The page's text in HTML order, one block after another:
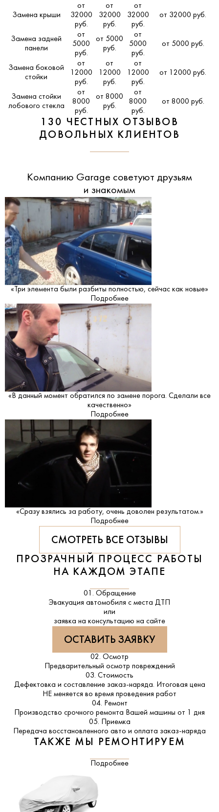
Замена крыши
от
32000
руб.
от
32000
руб.
от
32000
руб.
от 32000 руб.
Замена задней
панели
от
5000
руб.
от 5000
руб.
от
5000
руб.
от 5000 руб.
Замена боковой
стойки
от
12000
руб.
от
12000
руб.
от
12000
руб.
от 12000 руб.
Замена стойки
лобового стекла
от
8000
руб.
от 8000
руб.
от
8000
руб.
от 8000 руб.
130 ЧЕСТНЫХ ОТЗЫВОВ
ДОВОЛЬНЫХ КЛИЕНТОВ
Компанию Garage советуют друзьям
и знакомым
«Три элемента были разбиты полностью, сейчас как новые»
Подробнее
«В данный момент обратился по замене порога. Сделали все
качественно»
Подробнее
«Сразу взялись за работу, очень доволен результатом.»
Подробнее
СМОТРЕТЬ ВСЕ ОТЗЫВЫ
ПРОЗРАЧНЫЙ ПРОЦЕСС РАБОТЫ
НА КАЖДОМ ЭТАПЕ
01. Обращение
Эвакуация автомобиля с места ДТП
или
заявка на консультацию на сайте
ОСТАВИТЬ ЗАЯВКУ
02. Осмотр
Предварительный осмотр повреждений
03. Стоимость
Дефектовка и составление заказ-наряда. Итоговая цена
НЕ меняется во время проведения работ
04. Ремонт
Производство срочного ремонта Вашей машины от 1 дня
05. Приемка
Передача восстановленного авто и оплата заказ-наряда
ТАКЖЕ МЫ РЕМОНТИРУЕМ
Подробнее